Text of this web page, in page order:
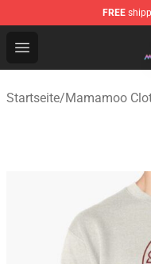
FREE
Open menu
Mamamoo Store -
Startseite/Mamamoo